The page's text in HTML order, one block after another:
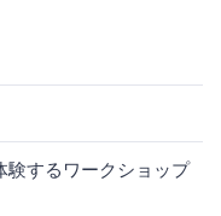
験するワークショップ